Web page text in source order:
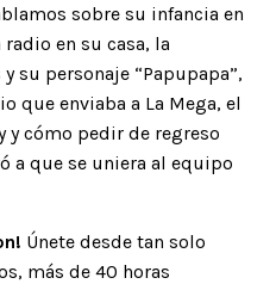
sobre su infancia en
en su casa, la
su personaje “Papupapa”,
que enviaba a La Mega, el
y cómo pedir de regreso
a que se uniera al equipo
! Únete desde tan solo
más de 40 horas